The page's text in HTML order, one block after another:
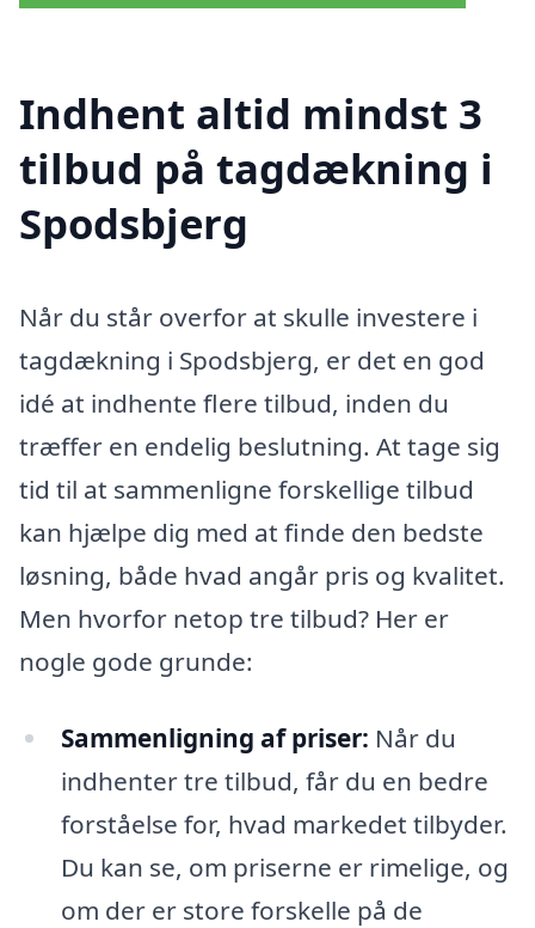
Indhent altid mindst 3
tilbud på tagdækning i
Spodsbjerg
Når du står overfor at skulle investere i
tagdækning i Spodsbjerg, er det en god
idé at indhente flere tilbud, inden du
træffer en endelig beslutning. At tage sig
tid til at sammenligne forskellige tilbud
kan hjælpe dig med at finde den bedste
løsning, både hvad angår pris og kvalitet.
Men hvorfor netop tre tilbud? Her er
nogle gode grunde:
Sammenligning af priser: Når du
indhenter tre tilbud, får du en bedre
forståelse for, hvad markedet tilbyder.
Du kan se, om priserne er rimelige, og
om der er store forskelle på de